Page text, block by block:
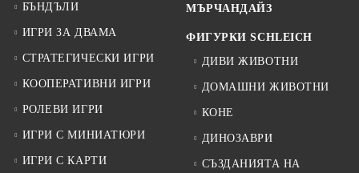
БЪНДЪЛИ
ИГРИ ЗА ДВАМА
СТРАТЕГИЧЕСКИ ИГРИ
КООПЕРАТИВНИ ИГРИ
РОЛЕВИ ИГРИ
ИГРИ С МИНИАТЮРИ
ИГРИ С КАРТИ
МЪРЧАНДАЙЗ
ФИГУРКИ SCHLEICH
ДИВИ ЖИВОТНИ
ДОМАШНИ ЖИВОТНИ
КОНЕ
ДИНОЗАВРИ
СЪЗДАНИЯТА НА